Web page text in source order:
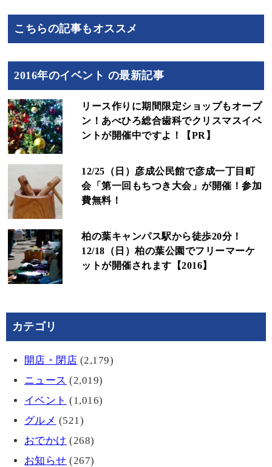
こちらの記事もオススメ
2016年のイベント の最新記事
リース作りに期間限定ショップもオープ
ン！あべひろ総合歯科でクリスマスイベ
ントが開催中ですよ！【PR】
12/25（日）彦成公民館で彦成一丁目町
会「第一回もちつき大会」が開催！参加
費無料！
柏の葉キャンパス駅から徒歩20分！
12/18（日）柏の葉公園でフリーマーケ
ットが開催されます【2016】
カテゴリ
開店・閉店 (2,179)
ニュース (2,019)
イベント (1,016)
グルメ (521)
おでかけ (268)
お知らせ (267)